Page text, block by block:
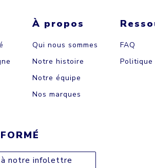
À propos
Qui nous sommes
Notre histoire
Notre équipe
Nos marques
FAQ
à notre infolettre